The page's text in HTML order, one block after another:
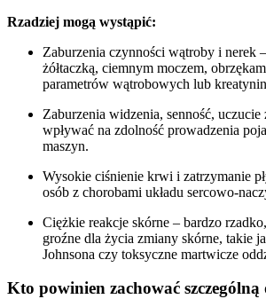
Rzadziej mogą wystąpić:
Zaburzenia czynności wątroby i nerek
żółtaczką, ciemnym moczem,
parametrów wątrobowych lub
Zaburzenia widzenia, senność, uczucie
wpływać na zdolność prowadzenia
maszyn.
Wysokie ciśnienie krwi i zatrzymanie
osób z chorobami układu sercowo-
Ciężkie reakcje skórne – bardzo
groźne dla życia zmiany skórne, takie
Johnsona czy toksyczne martwicze
Kto powinien zachować szczególną